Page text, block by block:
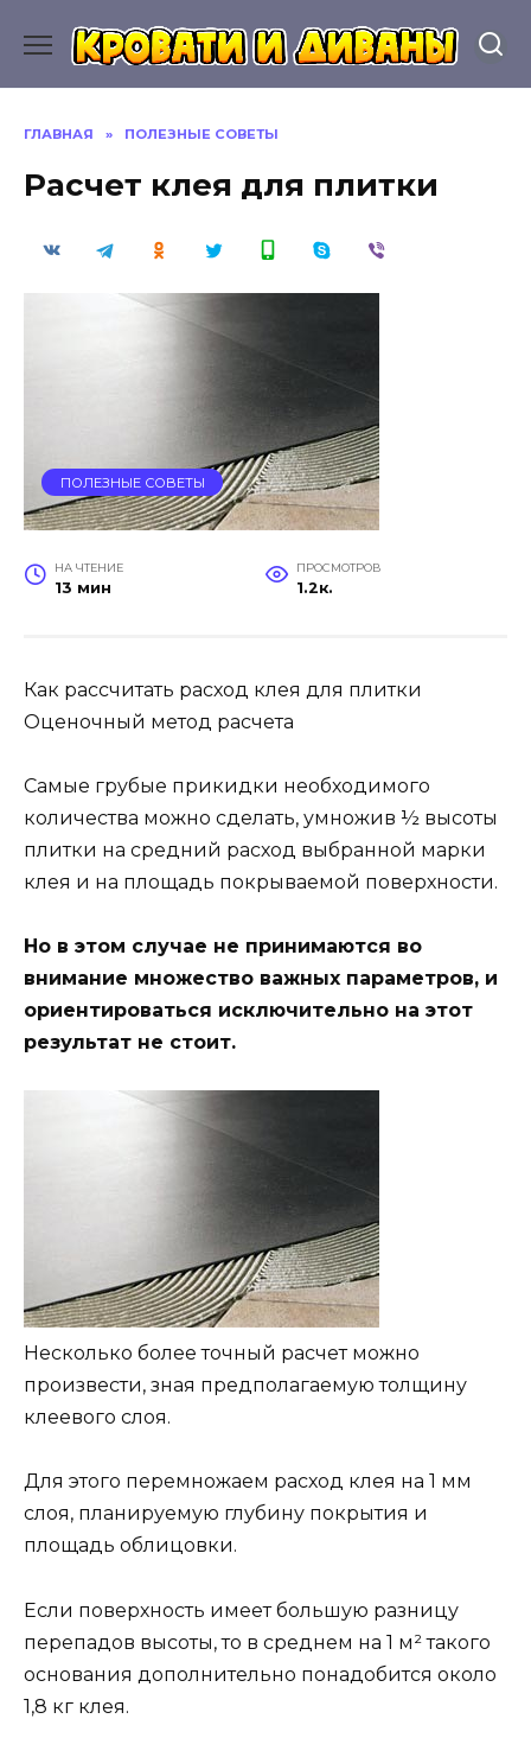
содержанию
ГЛАВНАЯ » ПОЛЕЗНЫЕ СОВЕТЫ
Расчет клея для плитки
ПОЛЕЗНЫЕ СОВЕТЫ
НА ЧТЕНИЕ
13 мин
ПРОСМОТРОВ
1.2к.
Как рассчитать расход клея для плитки
Оценочный метод расчета
Самые грубые прикидки необходимого
количества можно сделать, умножив ½ высоты
плитки на средний расход выбранной марки
клея и на площадь покрываемой поверхности.
Но в этом случае не принимаются во
внимание множество важных параметров, и
ориентироваться исключительно на этот
результат не стоит.
Несколько более точный расчет можно
произвести, зная предполагаемую толщину
клеевого слоя.
Для этого перемножаем расход клея на 1 мм
слоя, планируемую глубину покрытия и
площадь облицовки.
Если поверхность имеет большую разницу
перепадов высоты, то в среднем на 1 м² такого
основания дополнительно понадобится около
1,8 кг клея.